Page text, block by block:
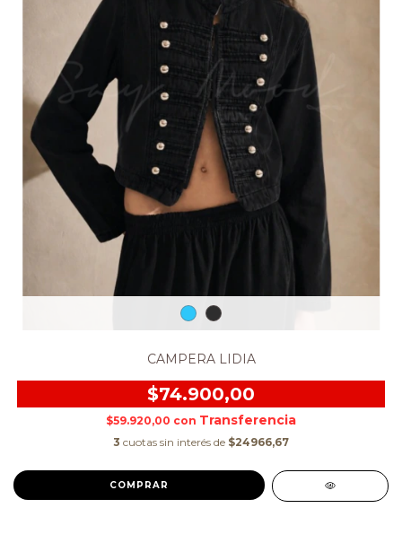
CAMPERA LIDIA
$74.900,00
$59.920,00 con
3 cuotas sin interés de $24966,67
COMPRAR